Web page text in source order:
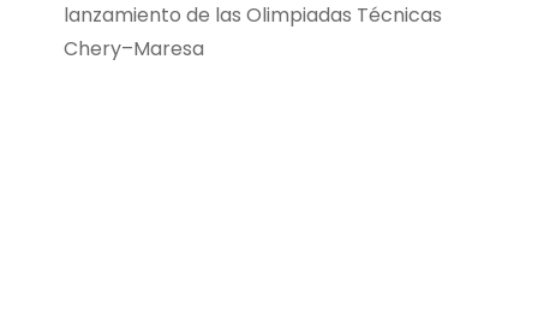
lanzamiento de las Olimpiadas Técnicas
Chery–Maresa